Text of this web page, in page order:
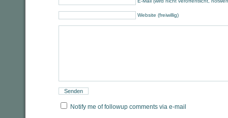
Website (freiwillig)
Notify me of followup comments via e-mail